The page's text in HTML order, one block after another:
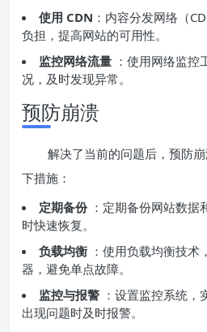
使用 CDN ：内容分发网络（
负担，提高网站的可用性。
监控网络流量 ：使用网络监
况，及时发现异常。
预防崩溃
解决了当前的问题后，预防
下措施：
定期备份 ：定期备份网站数
时快速恢复。
负载均衡 ：使用负载均衡技
器，避免单点故障。
监控与报警 ：设置监控系统，
出现问题时及时报警。